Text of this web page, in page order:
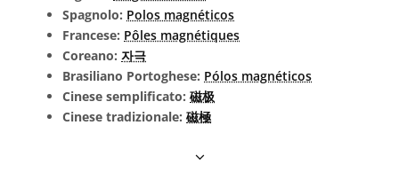
Spagnolo: Polos magnéticos
Francese: Pôles magnétiques
Coreano: 자극
Brasiliano Portoghese: Pólos magnéticos
Cinese semplificato: 磁极
Cinese tradizionale: 磁極